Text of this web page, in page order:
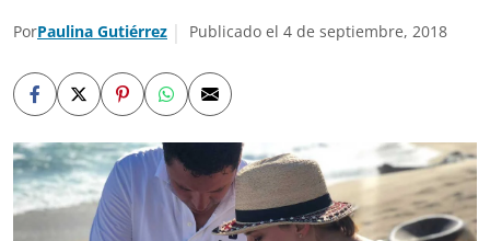
PorPaulina Gutiérrez Publicado el 4 de septiembre, 2018